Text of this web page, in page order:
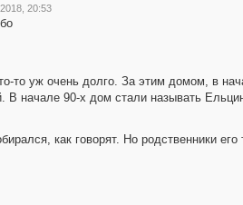
20:53
то уж очень долго. За этим домом, в
В начале 90-х дом стали называть
как говорят. Но родственники